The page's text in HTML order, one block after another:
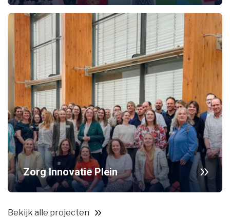
Zorg Innovatie Plein
Bekijk alle projecten